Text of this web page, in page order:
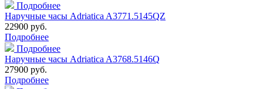
Подробнее
Наручные часы Adriatica A3771.5145QZ
22900 руб.
Подробнее
Подробнее
Наручные часы Adriatica A3768.5146Q
27900 руб.
Подробнее